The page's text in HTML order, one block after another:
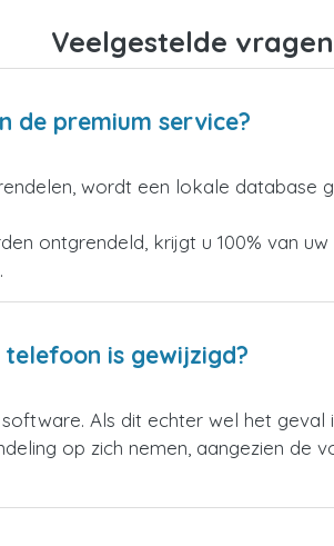
Veelgestelde vragen
de premium service?
wordt een lokale database
ontgrendeld, krijgt u 100% van
is gewijzigd?
Als dit echter wel het
op zich nemen, aangezien de